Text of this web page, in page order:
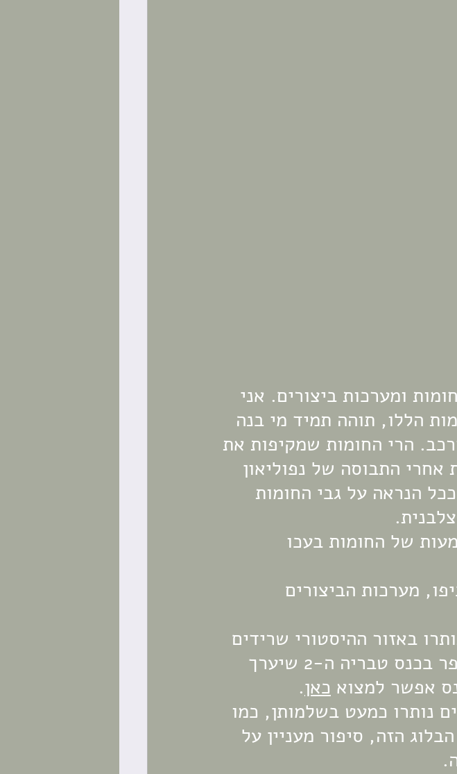
ומערכות ביצורים. אני
הללו, תוהה תמיד מי בנה
הרי החומות שמקיפות את
אחרי התבוסה של נפוליאון
ככל הנראה על גבי החומות
של החומות בעכו
מערכות הביצורים
באזור ההיסטורי שרידים
של החומות. על החומות בטבריה אספר בכנס טבריה ה-2 שיערך
אפשר למצוא כאן.
נותרו כמעט בשלמותן, כמו
הזה, סיפור מעניין על